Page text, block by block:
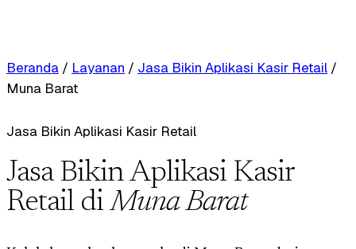
Beranda / Layanan / Jasa Bikin Aplikasi Kasir Retail /
Muna Barat
Jasa Bikin Aplikasi Kasir Retail
Jasa Bikin Aplikasi Kasir
Retail diMuna Barat